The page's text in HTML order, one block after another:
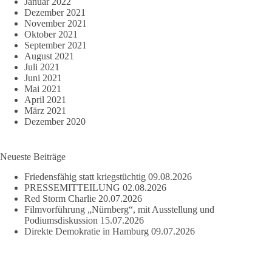
Dezember 2021
November 2021
Oktober 2021
September 2021
August 2021
Juli 2021
Juni 2021
Mai 2021
April 2021
März 2021
Dezember 2020
Neueste Beiträge
Friedensfähig statt kriegstüchtig 09.08.2026
PRESSEMITTEILUNG 02.08.2026
Red Storm Charlie 20.07.2026
Filmvorführung „Nürnberg“, mit Ausstellung und
Podiumsdiskussion 15.07.2026
Direkte Demokratie in Hamburg 09.07.2026